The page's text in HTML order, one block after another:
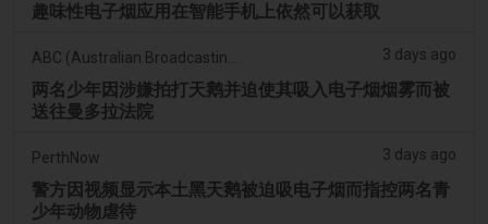
趣味性电子烟应用在智能手机上依然可以获取
3 days ago
两名少年因涉嫌拍打天鹅并迫使其吸入电子烟烟雾而被
送往曼多拉法院
PerthNow 3 days ago
警方因视频显示本土黑天鹅被迫吸电子烟而指控两名青
少年动物虐待